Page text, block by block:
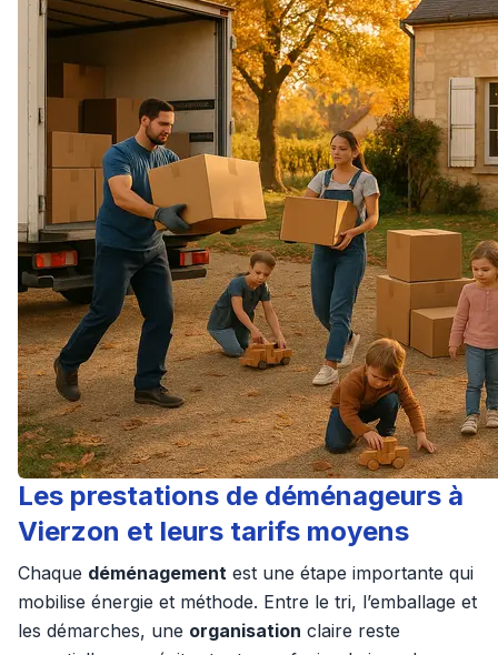
Les prestations de déménageurs à
Vierzon et leurs tarifs moyens
Chaque déménagement est une étape importante qui
mobilise énergie et méthode. Entre le tri, l’emballage et
les démarches, une organisation claire reste